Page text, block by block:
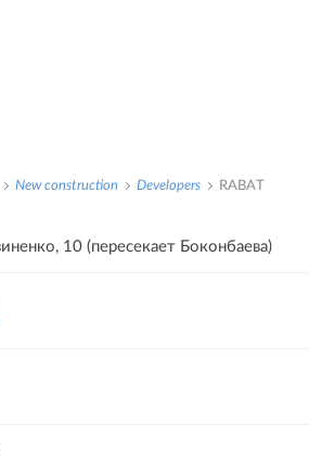
New construction Developers RABAT
10 (пересекает Боконбаева)